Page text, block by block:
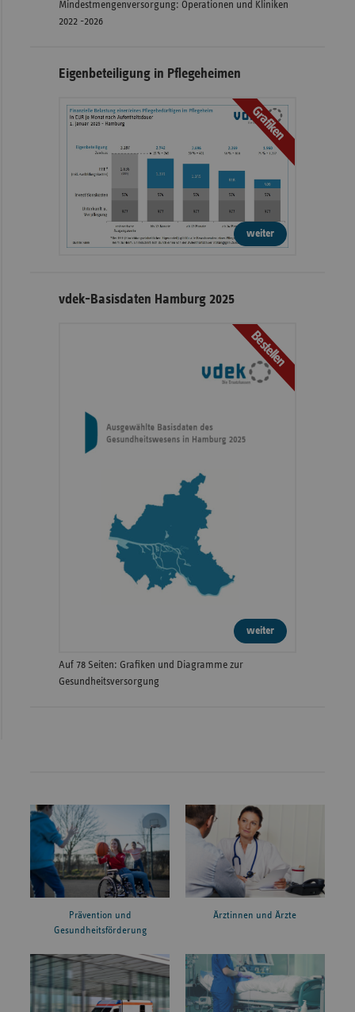
Mindestmengenversorgung: Operationen und Kliniken
2022 -2026
Eigenbeteiligung in Pflegeheimen
Grafiken
weiter
vdek-Basisdaten Hamburg 2025
Bestellen
weiter
Auf 78 Seiten: Grafiken und Diagramme zur
Gesundheitsversorgung
Prävention und
Gesundheitsförderung
Ärztinnen und Ärzte